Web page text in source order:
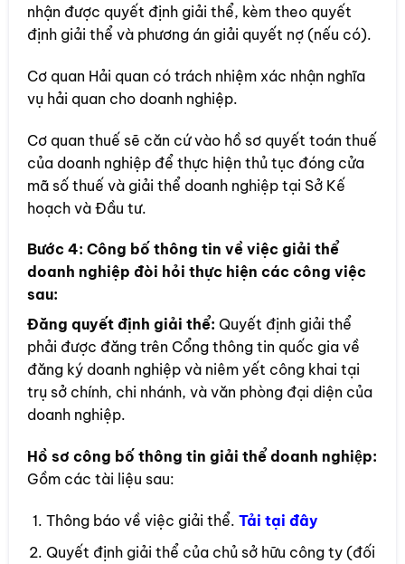
nhận được quyết định giải thể, kèm theo quyết
định giải thể và phương án giải quyết nợ (nếu có).
Cơ quan Hải quan có trách nhiệm xác nhận nghĩa
vụ hải quan cho doanh nghiệp.
Cơ quan thuế sẽ căn cứ vào hồ sơ quyết toán thuế
của doanh nghiệp để thực hiện thủ tục đóng cửa
mã số thuế và giải thể doanh nghiệp tại Sở Kế
hoạch và Đầu tư.
Bước 4: Công bố thông tin về việc giải thể
doanh nghiệp đòi hỏi thực hiện các công việc
sau:
Đăng quyết định giải thể: Quyết định giải thể
phải được đăng trên Cổng thông tin quốc gia về
đăng ký doanh nghiệp và niêm yết công khai tại
trụ sở chính, chi nhánh, và văn phòng đại diện của
doanh nghiệp.
Hồ sơ công bố thông tin giải thể doanh nghiệp:
Gồm các tài liệu sau:
Thông báo về việc giải thể. Tải tại đây
Quyết định giải thể của chủ sở hữu công ty (đối